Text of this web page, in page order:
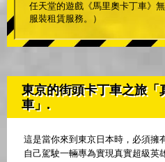
任天堂的遊戲《馬里奧卡丁車》
服裝租賃服務。）
東京的街頭卡丁車之旅「
車」.
這是當你來到東京日本時，必須擁
自己駕駛一輛專為實現真實超級英